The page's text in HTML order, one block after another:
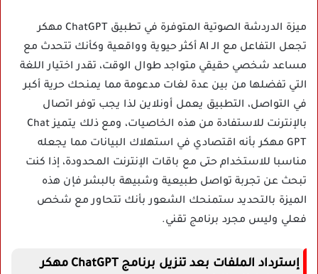
ميزة الدردشة الصوتية المتوفرة في تطبيق ChatGPT مهكر
تجعل التفاعل مع الـ AI أكثر حيوية وواقعية وكأنك تتحدث مع
مساعد شخصي حقيقي متواجد طوال الوقت، تقدر اختيار اللغة
التي تفضلها من بين عدة لغات مدعومة مما يمنحك حرية أكبر
في التواصل، التطبيق يعمل أونلاين لذا يجب توفر اتصال
بالإنترنت للاستفادة من هذه الخاصيات، ومع ذلك يتميز Chat
GPT مهكر بأنه اقتصادي في استهلاك البيانات مما يجعله
مناسبا للاستخدام حتى مع باقات الإنترنت المحدودة، إذا كنت
تبحث عن تجربة تواصل طبيعية وشبيهة بالبشر فإن هذه
الميزة بالتحديد ستمنحك الشعور بأنك تتحاور مع شخص
فعلي وليس مجرد برنامج تقني.
إسترداد الملفات بعد تنزيل برنامج ChatGPT مهكر